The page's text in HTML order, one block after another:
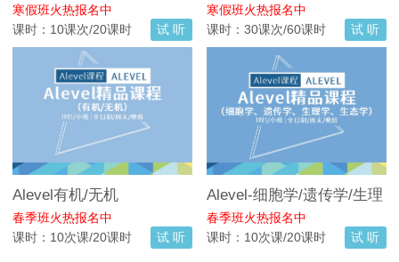
寒假班火热报名中
课时：10课次/20课时
试 听
寒假班火热报名中
课时：30课次/60课时
试 听
Alevel有机/无机
春季班火热报名中
课时：10次课/20课时
试 听
Alevel-细胞学/遗传学/生理
学/生态学
春季班火热报名中
课时：10次课/20课时
试 听